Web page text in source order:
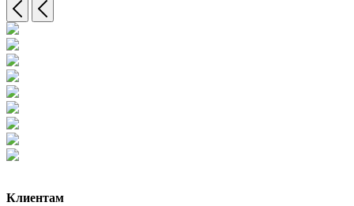
Клиентам